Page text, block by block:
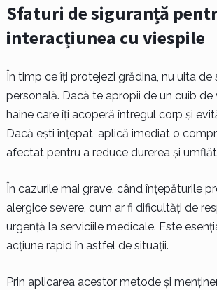
Sfaturi de siguranță
interacțiunea cu viespile
În timp ce îți protejezi grădina, nu uita de
personală. Dacă te apropii de un cuib de
haine care îți acoperă întregul corp și
Dacă ești înțepat, aplică imediat o
afectat pentru a reduce durerea și
În cazurile mai grave, când înțepăturile
alergice severe, cum ar fi dificultăți de
urgență la serviciile medicale. Este
acțiune rapid în astfel de situații.
Prin aplicarea acestor metode și